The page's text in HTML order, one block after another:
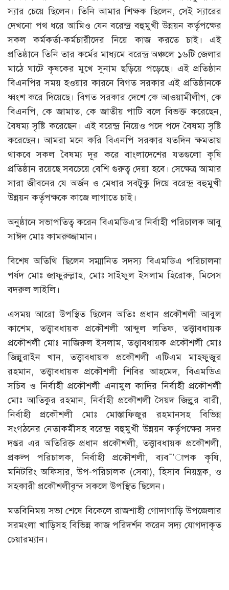
স্যার চেয়ে ছিলেন। তিনি আমার শিক্ষক ছিলেন, সেই স্যারের
দেখনো পথ ধরে আমিও যেন বরেন্দ্র বহুমুখী উন্নয়ন কর্তৃপক্ষের
সকল কর্মকর্তা-কর্মচারীদের নিয়ে কাজ করতে চাই। এই
প্রতিষ্ঠানে তিনি তার কর্মের মাধ্যমে বরেন্দ্র অঞ্চলে ১৬টি জেলার
মাঠে ঘাটে কৃষকের মুখে সুনাম ছড়িয়ে পড়েছে। এই প্রতিষ্ঠান
বিএনপির সময় হওয়ার কারনে বিগত সরকার এই প্রতিষ্ঠানকে
ধ্বংশ করে দিয়েছে। বিগত সরকার দেশে কে আওয়ামীলীগ, কে
বিএনপি, কে জামাত, কে জাতীয় পাটি বলে বিভক্ত করেছেন,
বৈষম্য সৃষ্টি করেছেন। এই বরেন্দ্র নিয়েও পদে পদে বৈষম্য সৃষ্টি
করেছেন। আমরা মনে করি বিএনপি সরকার যতদিন ক্ষমতায়
থাকবে সকল বৈষম্য দূর করে বাংলাদেশের যতগুলো কৃষি
প্রতিষ্ঠান রয়েছে সবচেয়ে বেশি গুরুত্ব দেয়া হবে। সেক্ষেত্র আমার
সারা জীবনের যে অর্জন ও মেধার সবটুকু দিয়ে বরেন্দ্র বহুমুখী
উন্নয়ন কর্তৃপক্ষকে কাজে লাগাতে চাই।
অনুষ্ঠানে সভাপতিত্ব করেন বিএমডিএ’র নির্বাহী পরিচালক আবু
সাঈদ মোঃ কামরুজ্জামান।
বিশেষ অতিথি ছিলেন সম্মানিত সদস্য বিএমডিএ পরিচালনা
পর্ষদ মোঃ জাফুরুল্লাহ, মোঃ সাইফুল ইসলাম হিরোক, মিসেস
বদরুল লাইলি।
এসময় আরো উপস্থিত ছিলেন অতিঃ প্রধান প্রকৌশলী আবুল
কাশেম, তত্ত্বাবধায়ক প্রকৌশলী আব্দুল লতিফ, তত্ত্বাবধায়ক
প্রকৌশলী মোঃ নাজিরুল ইসলাম, তত্ত্বাবধায়ক প্রকৌশলী মোঃ
জিন্নুরাইন খান, তত্ত্বাবধায়ক প্রকৌশলী এটিএম মাহফুজুর
রহমান, তত্ত্বাবধায়ক প্রকৌশলী শিবির আহমেদ, বিএমডিএ
সচিব ও নির্বাহী প্রকৌশলী এনামুল কাদির নির্বাহী প্রকৌশলী
মোঃ আতিকুর রহমান, নির্বাহী প্রকৌশলী সৈয়দ জিল্লুর বারী,
নির্বাহী প্রকৌশলী মোঃ মোস্তাফিজুর রহমানসহ বিভিন্ন
সংগঠনের নেতাকমীসহ বরেন্দ্র বহুমুখী উন্নয়ন কর্তৃপক্ষের সদর
দপ্তর এর অতিরিক্ত প্রধান প্রকৌশলী, তত্ত্বাবধায়ক প্রকৌশলী,
প্রকল্প পরিচালক, নির্বাহী প্রকৌশলী, ব্যব¯’াপক কৃষি,
মনিটরিং অফিসার, উপ-পরিচালক (সেবা), হিসাব নিয়ন্ত্রক, ও
সহকারী প্রকৌশলীবৃন্দ সকলে উপস্থিত ছিলেন।
মতবিনিময় সভা শেষে বিকেলে রাজশাহী গোদাগাড়ি উপজেলার
সরমংলা খাড়িসহ বিভিন্ন কাজ পরিদর্শন করেন সদ্য যোগদাকৃত
চেয়ারম্যান।